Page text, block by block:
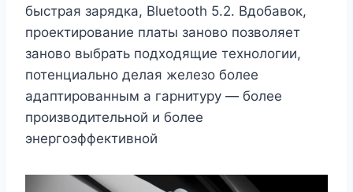
быстрая зарядка, Bluetooth 5.2. Вдобавок,
проектирование платы заново позволяет
заново выбрать подходящие технологии,
потенциально делая железо более
адаптированным а гарнитуру — более
производительной и более
энергоэффективной